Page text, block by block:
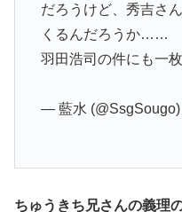
だろうけど、秀吉さ
くるんだろうか……
羽田浩司の件にも一
— 藍水 (@SsgSougo)
ちゅうきち兄さんの義理